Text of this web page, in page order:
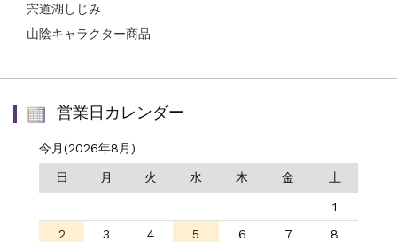
宍道湖しじみ
山陰キャラクター商品
営業日カレンダー
今月(2026年8月)
日 月 火 水 木 金 土
1
2
3 4 5 6 7
8